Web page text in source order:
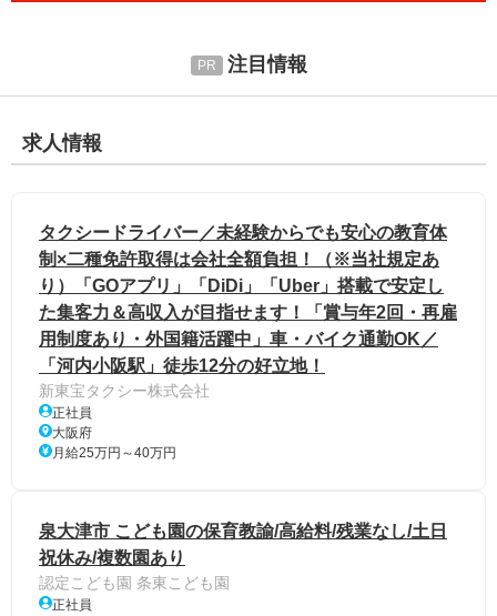
注目情報
求人情報
タクシードライバー／未経験からでも安心の教育体
制×二種免許取得は会社全額負担！（※当社規定あ
り）「GOアプリ」「DiDi」「Uber」搭載で安定し
た集客力＆高収入が目指せます！「賞与年2回・再雇
用制度あり・外国籍活躍中」車・バイク通勤OK／
「河内小阪駅」徒歩12分の好立地！
新東宝タクシー株式会社
正社員
大阪府
月給25万円～40万円
泉大津市 こども園の保育教諭/高給料/残業なし/土日
祝休み/複数園あり
認定こども園 条東こども園
正社員